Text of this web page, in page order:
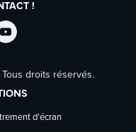
!
Suivre
TechSmith
sur
droits réservés.
d’écran